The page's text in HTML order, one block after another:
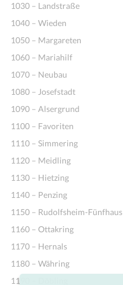
1030 – Landstraße
1040 – Wieden
1050 – Margareten
1060 – Mariahilf
1070 – Neubau
1080 – Josefstadt
1090 – Alsergrund
1100 – Favoriten
1110 – Simmering
1120 – Meidling
1130 – Hietzing
1140 – Penzing
1150 – Rudolfsheim-Fünfhaus
1160 – Ottakring
1170 – Hernals
1180 – Währing
1190 – Döbling